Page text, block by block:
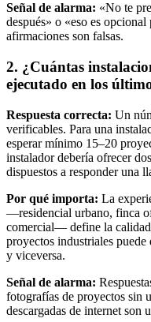
Señal de alarma: «No te
después» o «eso es
afirmaciones son falsas.
2. ¿Cuántas
ejecutado en los
Respuesta correcta: Un
verificables. Para una
esperar mínimo 15–20
instalador debería ofrecer
dispuestos a responder una
Por qué importa: La
—residencial urbano, finca
comercial— define la
proyectos industriales
y viceversa.
Señal de alarma:
fotografías de proyectos sin
descargadas de internet son